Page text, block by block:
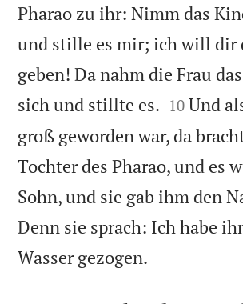
Pharao zu ihr: Nimm das
und stille es mir; ich will dir
geben! Da nahm die Frau
sich und stillte es. 

10 Und
groß geworden war, da
Tochter des Pharao, und es
Sohn, und sie gab ihm den
Denn sie sprach: Ich habe
Wasser gezogen.